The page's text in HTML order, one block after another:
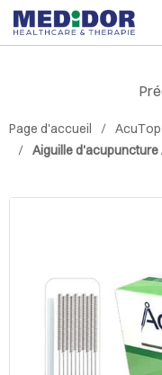
Page d'accueil
Aiguille d'acupuncture